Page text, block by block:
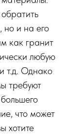
но и на его
как гранит
любую
т.д. Однако
требуют
что может
хотите